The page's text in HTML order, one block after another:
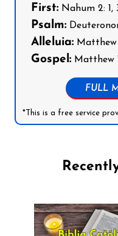
First: Nahum 2: 1,
Psalm:
Alleluia: Matthew
Gospel: Matthew
FULL
*This is a free service